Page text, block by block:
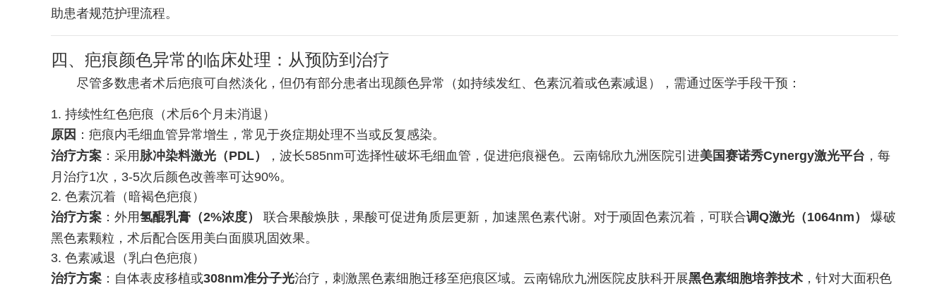
助患者规范护理流程。
四、疤痕颜色异常的临床处理：从预防到治疗
尽管多数患者术后疤痕可自然淡化，但仍有部分患者出现颜色异常（如持续发红、色素沉着或色素减退），需通过医学手段干预：
1. 持续性红色疤痕（术后6个月未消退）
原因 ：疤痕内毛细血管异常增生，常见于炎症期处理不当或反复感染。
治疗方案 ：采用 脉冲染料激光（PDL） ，波长585nm可选择性破坏毛细血管，促进疤痕褪色。云南锦欣九洲医院引进美国赛诺秀Cynergy激光平台 ，每
月治疗1次，3-5次后颜色改善率可达90%。
2. 色素沉着（暗褐色疤痕）
治疗方案 ：外用氢醌乳膏（2%浓度） 联合果酸焕肤，果酸可促进角质层更新，加速黑色素代谢。对于顽固色素沉着，可联合调Q激光（1064nm）
爆破
黑色素颗粒，术后配合医用美白面膜巩固效果。
3. 色素减退（乳白色疤痕）
治疗方案 ：自体表皮移植或308nm准分子光治疗，刺激黑色素细胞迁移至疤痕区域。云南锦欣九洲医院皮肤科开展黑色素细胞培养技术 ，针对大面积色